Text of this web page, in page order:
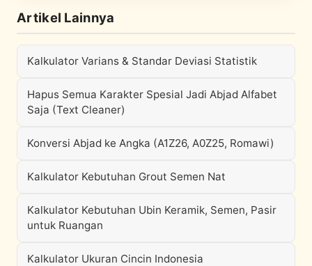
Artikel Lainnya
Kalkulator Varians & Standar Deviasi Statistik
Hapus Semua Karakter Spesial Jadi Abjad Alfabet
Saja (Text Cleaner)
Konversi Abjad ke Angka (A1Z26, A0Z25, Romawi)
Kalkulator Kebutuhan Grout Semen Nat
Kalkulator Kebutuhan Ubin Keramik, Semen, Pasir
untuk Ruangan
Kalkulator Ukuran Cincin Indonesia